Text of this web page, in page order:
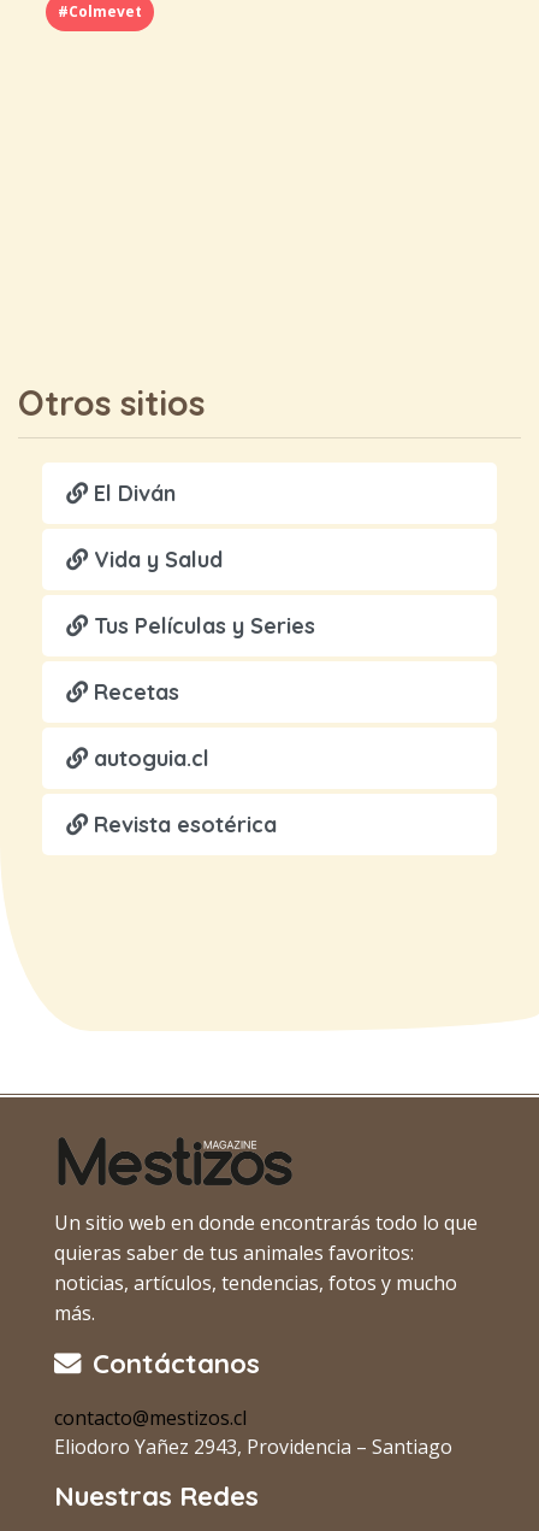
#Colmevet
Otros sitios
El Diván
Vida y Salud
Tus Películas y Series
Recetas
autoguia.cl
Revista esotérica
Un sitio web en donde encontrarás todo lo que
quieras saber de tus animales favoritos:
noticias, artículos, tendencias, fotos y mucho
más.
Contáctanos
contacto@mestizos.cl
Eliodoro Yañez 2943, Providencia – Santiago
Nuestras Redes